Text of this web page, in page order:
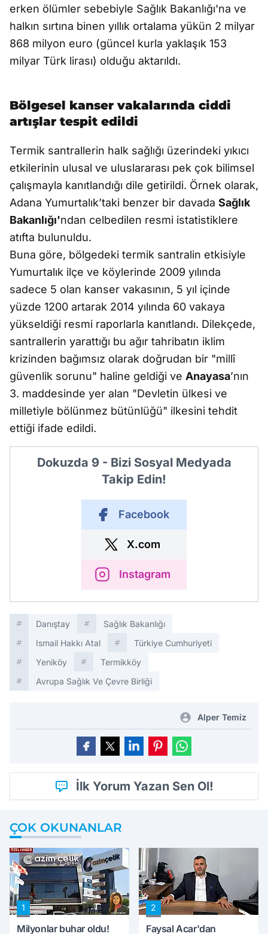
erken ölümler sebebiyle Sağlık Bakanlığı'na ve
halkın sırtına binen yıllık ortalama yükün 2 milyar
868 milyon euro (güncel kurla yaklaşık 153
milyar Türk lirası) olduğu aktarıldı.
Bölgesel kanser vakalarında ciddi
artışlar tespit edildi
Termik santrallerin halk sağlığı üzerindeki yıkıcı
etkilerinin ulusal ve uluslararası pek çok bilimsel
çalışmayla kanıtlandığı dile getirildi. Örnek olarak,
Adana Yumurtalık’taki benzer bir davada Sağlık
Bakanlığı'ndan celbedilen resmi istatistiklere
atıfta bulunuldu.
Buna göre, bölgedeki termik santralin etkisiyle
Yumurtalık ilçe ve köylerinde 2009 yılında
sadece 5 olan kanser vakasının, 5 yıl içinde
yüzde 1200 artarak 2014 yılında 60 vakaya
yükseldiği resmi raporlarla kanıtlandı. Dilekçede,
santrallerin yarattığı bu ağır tahribatın iklim
krizinden bağımsız olarak doğrudan bir "millî
güvenlik sorunu" haline geldiği ve Anayasa’nın
3. maddesinde yer alan "Devletin ülkesi ve
milletiyle bölünmez bütünlüğü" ilkesini tehdit
ettiği ifade edildi.
Dokuzda 9 - Bizi Sosyal Medyada
Takip Edin!
Facebook
X.com
Instagram
Danıştay
Sağlık Bakanlığı
Ismail Hakkı Atal
Türkiye Cumhuriyeti
Yeniköy
Termikköy
Avrupa Sağlık Ve Çevre Birliği
Alper Temiz
İlk Yorum Yazan Sen Ol!
ÇOK OKUNANLAR
1
Milyonlar buhar oldu!
2
Faysal Acar'dan